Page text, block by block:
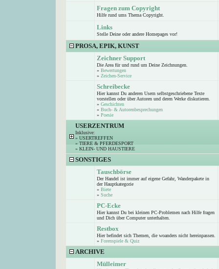
Fragen zum Copyright
Hilfe rund ums Thema Copyright.
Links
Stelle Deine oder andere Homepages vor!
PROSA, EPIK, KUNST
Zeichner Support
Die Area für und rund um Deine Zeichnungen.
» Bewertungen
» Zeichen-Service
Schreibecke
Hier kannst Du anderen Usern selbstgeschriebene Texte
vorstellen oder über Autoren und deren Werke diskutieren.
» Geschichten
» Buch- & Autorenbesprechungen
» Poesie
USERZENTRUM
Inklusive:
» USERTREFFEN
» TIERE & PFERDESPORT
» KLEIN- UND HAUSTIERE
SONSTIGES
Tauschbörse
Der Handel ist immer auf eigene Gefahr, Wanderpakete in
der Hauptkategorie
» Biete
» Suche
PC-Ecke
Hier kannst Du bei kleinen PC-Problemen nach Hilfe fragen
und Dich über Computer unterhalten.
Restbox
Hier befindet sich Themen, die woanders nicht hereinpassen.
» Forenspiele & Quiz
ARCHIVE
Mülleimer